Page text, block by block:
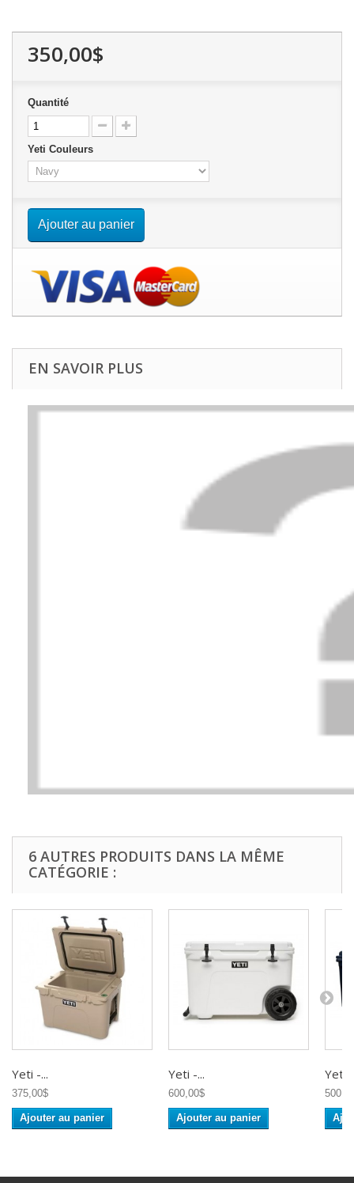
350,00$
Quantité
Yeti Couleurs
Ajouter au panier
EN SAVOIR PLUS
6 AUTRES PRODUITS DANS LA MÊME
CATÉGORIE :
Yeti -...
375,00$
Ajouter au panier
Yeti -...
600,00$
Ajouter au panier
Yeti